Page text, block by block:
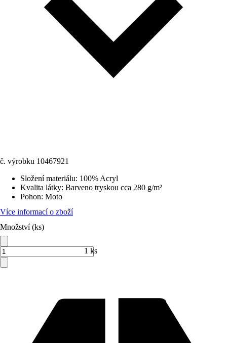
č. výrobku 10467921
Složení materiálu: 100% Acryl
Kvalita látky: Barveno tryskou cca 280 g/m²
Pohon: Moto
Více informací o zboží
Množství (ks)
1 ks